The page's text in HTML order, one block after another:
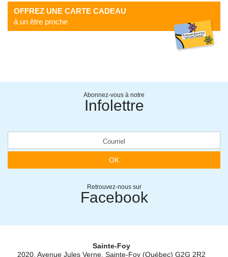
OFFREZ UNE CARTE CADEAU
à un être proche
Abonnez-vous à notre
Infolettre
OK
Retrouvez-nous sur
Facebook
Sainte-Foy
2020, Avenue Jules Verne, Sainte-Foy (Québec) G2G 2R2